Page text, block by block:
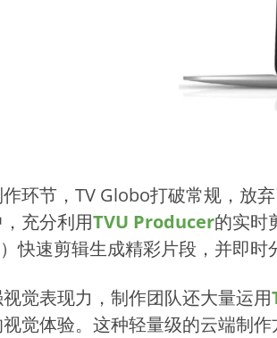
环节，TV Globo打破常规，放
充分利用TVU Producer的实时
快速剪辑生成精彩片段，并即时
觉表现力，制作团队还大量运用
觉体验。这种轻量级的云端制